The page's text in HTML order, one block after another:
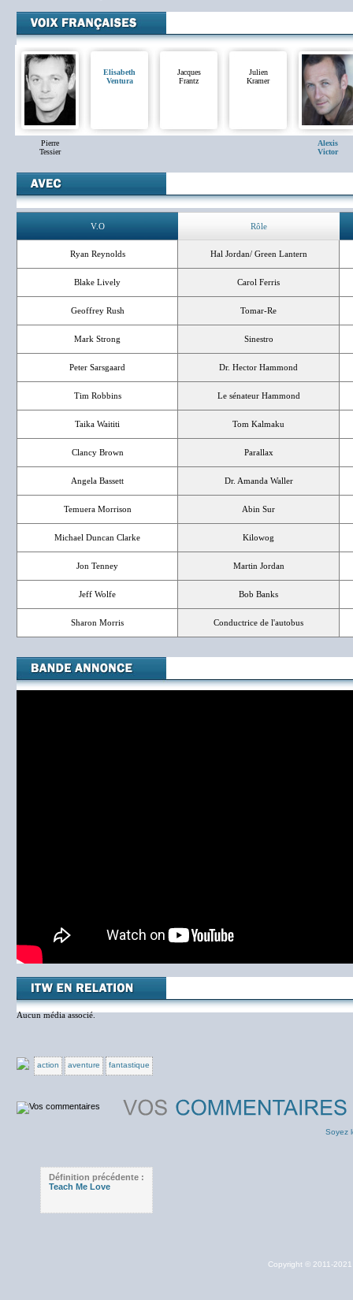
Pierre
Tessier
Elisabeth
Ventura
Jacques
Frantz
Julien
Kramer
Alexis
Victor
V.O Rôle
Ryan Reynolds Hal Jordan/ Green Lantern
Blake Lively Carol Ferris
Geoffrey Rush Tomar-Re
Mark Strong Sinestro
Peter Sarsgaard Dr. Hector Hammond
Tim Robbins Le sénateur Hammond
Taika Waititi Tom Kalmaku
Clancy Brown Parallax
Angela Bassett Dr. Amanda Waller
Temuera Morrison Abin Sur
Michael Duncan Clarke Kilowog
Jon Tenney Martin Jordan
Jeff Wolfe Bob Banks
Sharon Morris Conductrice de l'autobus
Aucun média associé.
action aventure fantastique
Soyez
Définition précédente :
Teach Me Love
Copyright © 2011-